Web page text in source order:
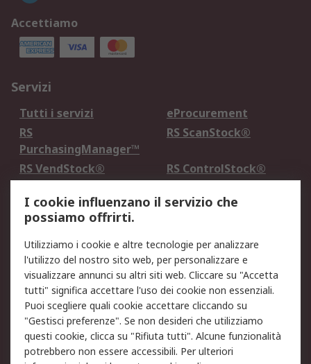
Accettiamo
Servizi
Tutti i servizi
eProcurement
RS
PurchasingManager™
RS ScanStock®
RS VendStock®
RS ControlStock®
Legale
Informativa Cookie
Informativa Privacy -
Aggiornata
Email Security
Termini d'uso
Condizioni di vendita
Condizioni generali di
servizio
Etica e responsabilità
I cookie influenzano il servizio che
possiamo offrirti.
Utilizziamo i cookie e altre tecnologie per analizzare
l'utilizzo del nostro sito web, per personalizzare e
visualizzare annunci su altri siti web. Cliccare su "Accetta
tutti" significa accettare l'uso dei cookie non essenziali.
Puoi scegliere quali cookie accettare cliccando su
"Gestisci preferenze". Se non desideri che utilizziamo
questi cookie, clicca su "Rifiuta tutti". Alcune funzionalità
potrebbero non essere accessibili. Per ulteriori